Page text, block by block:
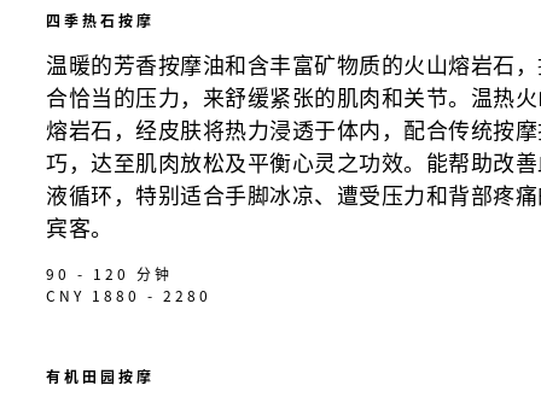
四季热石按摩
温暖的芳香按摩油和含丰富矿物质的火山熔岩石
合恰当的压力，来舒缓紧张的肌肉和关节。温热
熔岩石，经皮肤将热力浸透于体内，配合传统按
巧，达至肌肉放松及平衡心灵之功效。能帮助改
液循环，特别适合手脚冰凉、遭受压力和背部疼
宾客。
90 - 120 分钟
CNY 1880 - 2280
有机田园按摩